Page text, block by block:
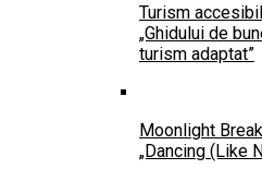
Turism
„Ghidului de
turism adaptat”
Moonlight
„Dancing (Like